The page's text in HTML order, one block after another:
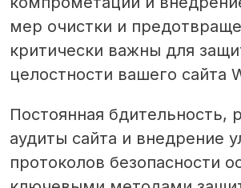
мер очистки и
критически важны для
целостности вашего сайта
Постоянная бдительность,
аудиты сайта и внедрение
протоколов безопасности